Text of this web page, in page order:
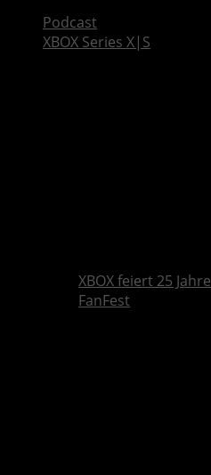
Podcast
XBOX Series X|S
XBOX feiert 25
FanFest